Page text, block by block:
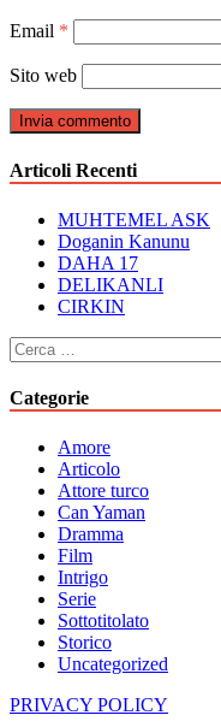
Email *
Sito web
Articoli Recenti
MUHTEMEL ASK
Doganin Kanunu
DAHA 17
DELIKANLI
CIRKIN
Ricerca
per:
Categorie
Amore
Articolo
Attore turco
Can Yaman
Dramma
Film
Intrigo
Serie
Sottotitolato
Storico
Uncategorized
PRIVACY POLICY